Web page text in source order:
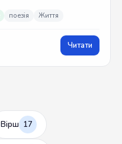
поезія Життя
Читати
Вірш 17